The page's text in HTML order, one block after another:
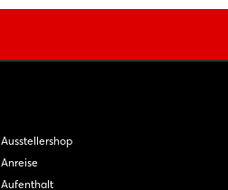
Ausstellershop
Anreise
Aufenthalt